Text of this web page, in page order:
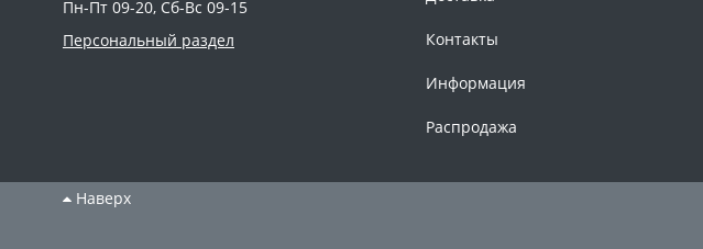
Контакты
Информация
Распродажа
Пн-Пт 09-20, Сб-Вс 09-15
Персональный раздел
Наверх